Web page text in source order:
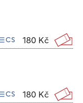
CS 180 Kč
CS 180 Kč